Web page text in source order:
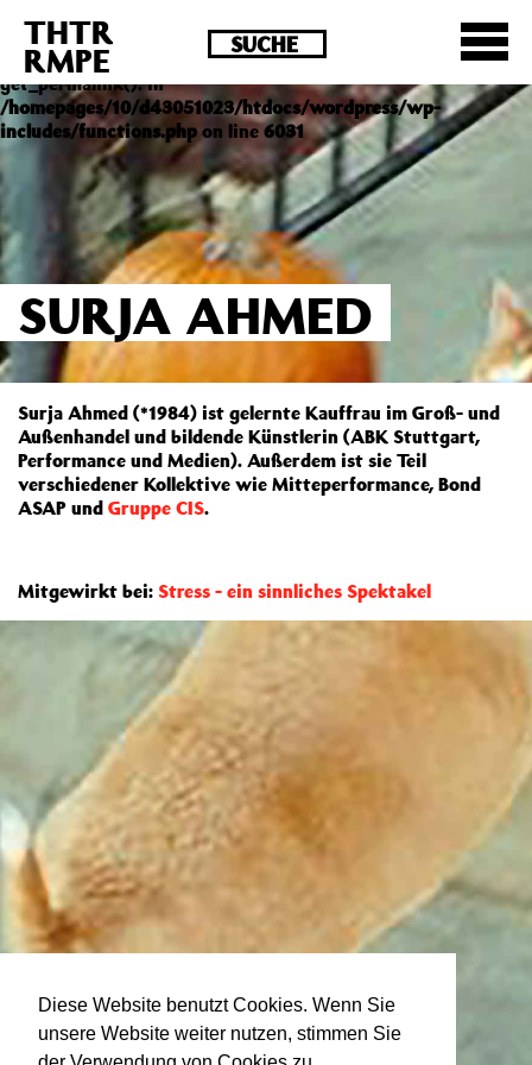
Diese Website benutzt Cookies. Wenn Sie
unsere Website weiter nutzen, stimmen Sie
Deprecated : Die Funktion post_permalink ist seit
Version 4.4.0 veraltet! Verwende stattdessen
get_permalink(). in
/homepages/10/d43051023/htdocs/wordpress/wp-
includes/functions.php on line 6031
THTR
RMPE
SURJA AHMED
Surja Ahmed (*1984) ist gelernte Kauffrau im Groß- und
Außenhandel und bildende Künstlerin (ABK Stuttgart,
Performance und Medien). Außerdem ist sie Teil
verschiedener Kollektive wie Mitteperformance, Bond
ASAP und Gruppe CIS.
Mitgewirkt bei: Stress - ein sinnliches Spektakel